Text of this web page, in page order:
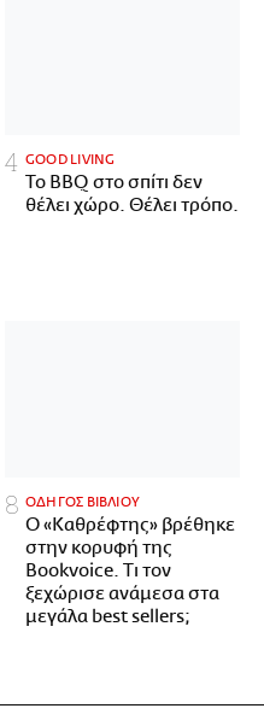
GOOD LIVING
Το BBQ στο σπίτι δεν
θέλει χώρο. Θέλει τρόπο.
ΟΔΗΓΟΣ ΒΙΒΛΙΟΥ
Ο «Καθρέφτης» βρέθηκε
στην κορυφή της
Bookvoice. Τι τον
ξεχώρισε ανάμεσα στα
μεγάλα best sellers;